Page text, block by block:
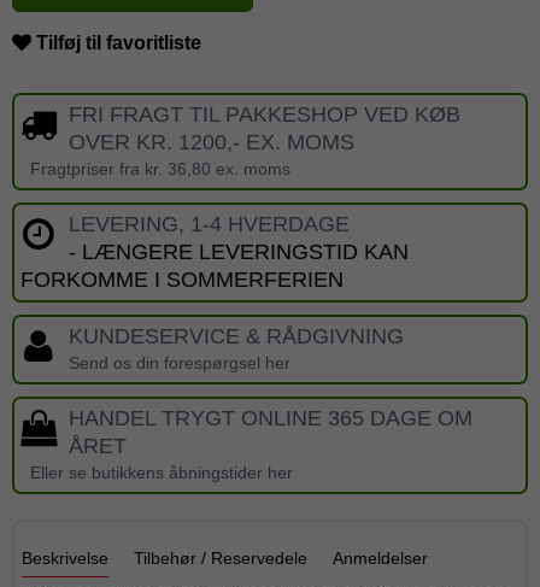
Tilføj til favoritliste
FRI FRAGT TIL PAKKESHOP VED KØB
OVER KR. 1200,- EX. MOMS
Fragtpriser fra kr. 36,80 ex. moms
LEVERING, 1-4 HVERDAGE
- LÆNGERE LEVERINGSTID KAN
FORKOMME I SOMMERFERIEN
KUNDESERVICE & RÅDGIVNING
Send os din forespørgsel her
HANDEL TRYGT ONLINE 365 DAGE OM
ÅRET
Eller se butikkens åbningstider her
Beskrivelse Tilbehør / Reservedele Anmeldelser